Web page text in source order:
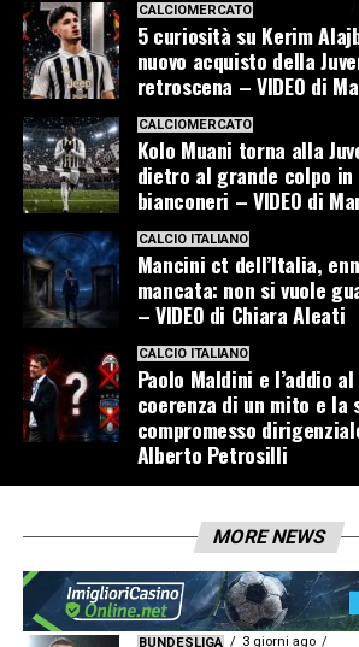
CALCIOMERCATO
5 curiosità su Kerim
nuovo acquisto della
retroscena – VIDEO di
CALCIOMERCATO
Kolo Muani torna alla
dietro al grande colpo
bianconeri – VIDEO di
CALCIO ITALIANO
Mancini ct dell’Italia,
mancata: non si vuole
– VIDEO di Chiara Aleati
CALCIO ITALIANO
Paolo Maldini e l’addio
coerenza di un mito e la
compromesso
Alberto Petrosilli
MORE NEWS
BUNDESLIGA 3 giorni ago